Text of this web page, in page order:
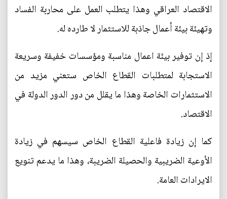
الاقتصاد العراقي وهذا يتطلب العمل على محاربة الفساد
وتهيئة بيئة أعمال جاذبة للاستثمار لا طارده له.
إذ إن توفير بيئة اعمال مناسبة ومؤسسات خفيفة وسريعة
الاستجابة لمتطلبات القطاع الخاص ستعني مزيد من
الاستثمارات الخاصة وهذا ما يقلل من دور الدور الدولة في
الاقتصاد.
كما إن زيادة فاعلية القطاع الخاص سيسهم في زيادة
الأوعية الضريبية والحصيلة الضريبة، وهذا ما يدعم تنويع
الايرادات العامة.